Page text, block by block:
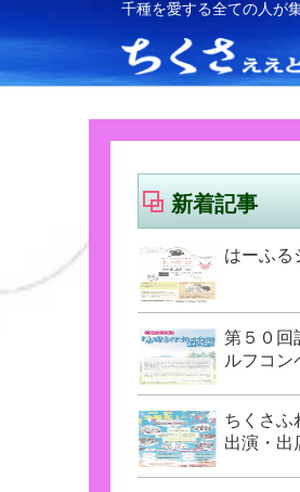
千種を愛する全ての人が
新着記事
はーふる
第５０回
ルフコン
ちくさふ
出演・出